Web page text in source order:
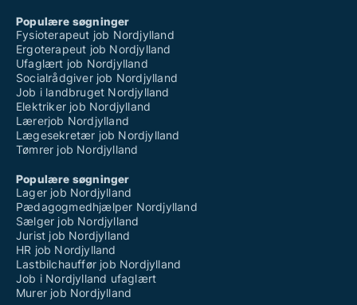
Populære søgninger
Fysioterapeut job Nordjylland
Ergoterapeut job Nordjylland
Ufaglært job Nordjylland
Socialrådgiver job Nordjylland
Job i landbruget Nordjylland
Elektriker job Nordjylland
Lærerjob Nordjylland
Lægesekretær job Nordjylland
Tømrer job Nordjylland
Populære søgninger
Lager job Nordjylland
Pædagogmedhjælper Nordjylland
Sælger job Nordjylland
Jurist job Nordjylland
HR job Nordjylland
Lastbilchauffør job Nordjylland
Job i Nordjylland ufaglært
Murer job Nordjylland